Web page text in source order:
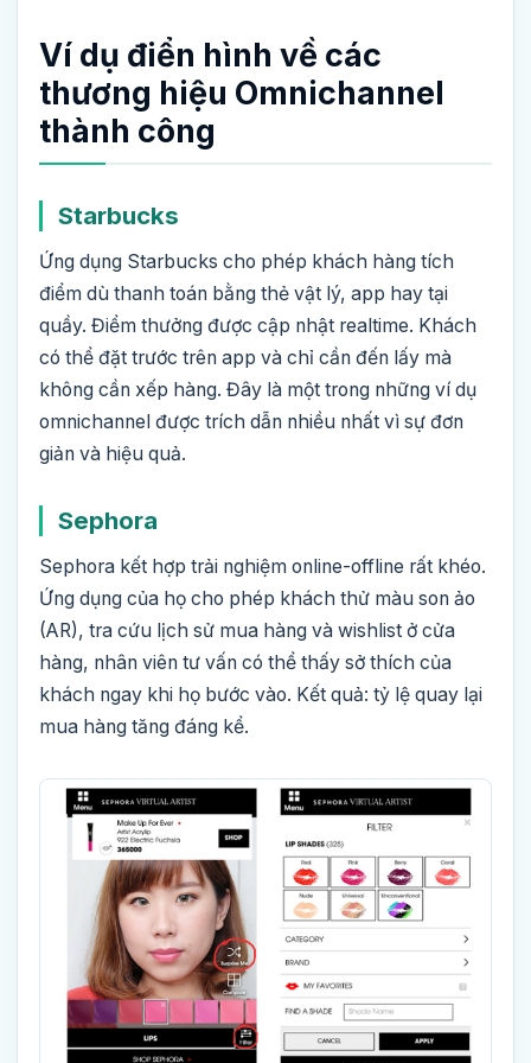
Ví dụ điển hình về các
thương hiệu Omnichannel
thành công
Starbucks
Ứng dụng Starbucks cho phép khách hàng tích
điểm dù thanh toán bằng thẻ vật lý, app hay tại
quầy. Điểm thưởng được cập nhật realtime. Khách
có thể đặt trước trên app và chỉ cần đến lấy mà
không cần xếp hàng. Đây là một trong những ví dụ
omnichannel được trích dẫn nhiều nhất vì sự đơn
giản và hiệu quả.
Sephora
Sephora kết hợp trải nghiệm online-offline rất khéo.
Ứng dụng của họ cho phép khách thử màu son ảo
(AR), tra cứu lịch sử mua hàng và wishlist ở cửa
hàng, nhân viên tư vấn có thể thấy sở thích của
khách ngay khi họ bước vào. Kết quả: tỷ lệ quay lại
mua hàng tăng đáng kể.